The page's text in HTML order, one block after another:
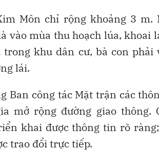
Môn chỉ rộng khoảng 3 m.
vào mùa thu hoạch lúa, khoai
khu dân cư, bà con phải
lái.
Ban công tác Mặt trận các
mở rộng đường giao thông.
khai được thông tin rõ
trao đổi trực tiếp.